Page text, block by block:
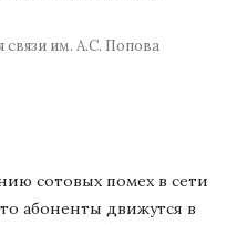
связи им. А.С. Попова
сотовых помех в сети
абоненты движутся в